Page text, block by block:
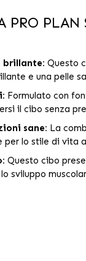
PRO
brillante: Questo
e una pelle
Formulato con
il cibo senza
sane: La
per lo stile di
Questo cibo
sviluppo